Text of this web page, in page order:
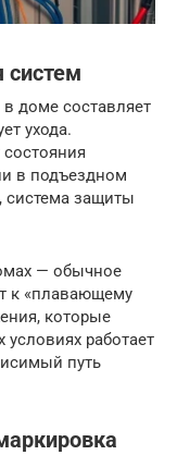
систем
доме составляет
ухода.
в подъездном
система защиты
— обычное
к «плавающему
которые
условиях работает
путь